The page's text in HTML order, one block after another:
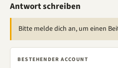
Antwort schreiben
Bitte melde dich an, um einen
BESTEHENDER ACCOUNT